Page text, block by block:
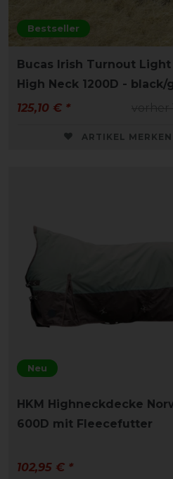
Bestseller
Bucas Irish Turnout Light
High Neck 1200D - black/
125,10 € *
ARTIKEL MERKEN
Neu
HKM Highneckdecke
600D mit Fleecefutter
102,95 € *